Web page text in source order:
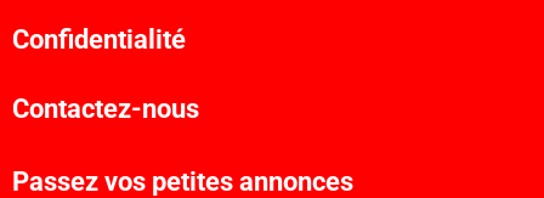
Confidentialité
Contactez-nous
Passez vos petites annonces